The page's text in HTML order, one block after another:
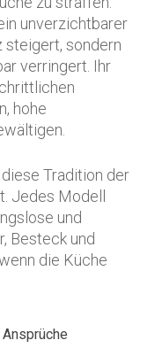
unverzichtbarer
steigert, sondern
verringert. Ihr
hohe
Tradition der
Jedes Modell
und
Besteck und
die Küche